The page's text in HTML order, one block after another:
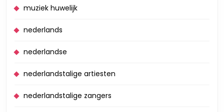
muziek huwelijk
nederlands
nederlandse
nederlandstalige artiesten
nederlandstalige zangers